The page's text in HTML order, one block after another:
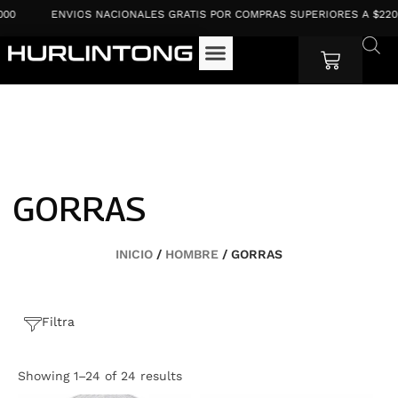
Ir
contenido
ENVIOS NACIONALES GRATIS POR COMPRAS SUPERIORES A $220.000
Cart
GORRAS
INICIO / HOMBRE / GORRAS
Filtra
Showing 1–24 of 24 results